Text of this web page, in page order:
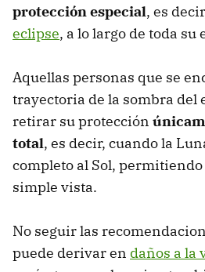
protección especial, es
eclipse, a lo largo de toda su
Aquellas personas que se
trayectoria de la sombra del
retirar su protección
total, es decir, cuando la
completo al Sol,
simple vista.
No seguir las
puede derivar en daños a la